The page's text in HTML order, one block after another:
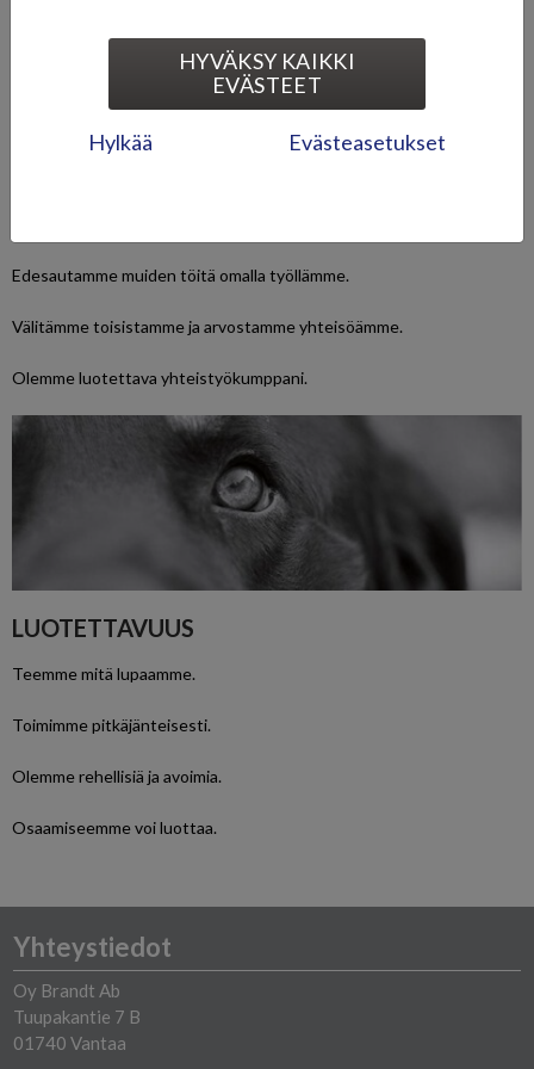
Edesautamme muiden töitä omalla työllämme.
Välitämme toisistamme ja arvostamme yhteisöämme.
Olemme luotettava yhteistyökumppani.
LUOTETTAVUUS
Teemme mitä lupaamme.
Toimimme pitkäjänteisesti.
Olemme rehellisiä ja avoimia.
Osaamiseemme voi luottaa.
Yhteystiedot
Oy Brandt Ab
Tuupakantie 7 B
01740 Vantaa
HYVÄKSY KAIKKI
EVÄSTEET
Hylkää Evästeasetukset